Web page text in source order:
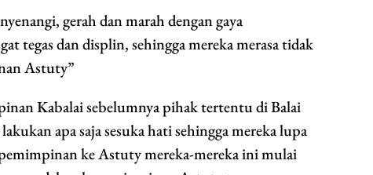
gerah dan marah dengan gaya
tegas dan displin, sehingga mereka merasa tidak
Astuty”
Kabalai sebelumnya pihak tertentu di Balai
apa saja sesuka hati sehingga mereka lupa
ke Astuty mereka-mereka ini mulai